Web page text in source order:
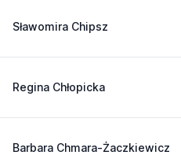
Sławomira Chipsz
Regina Chłopicka
Barbara Chmara-Żaczkiewicz